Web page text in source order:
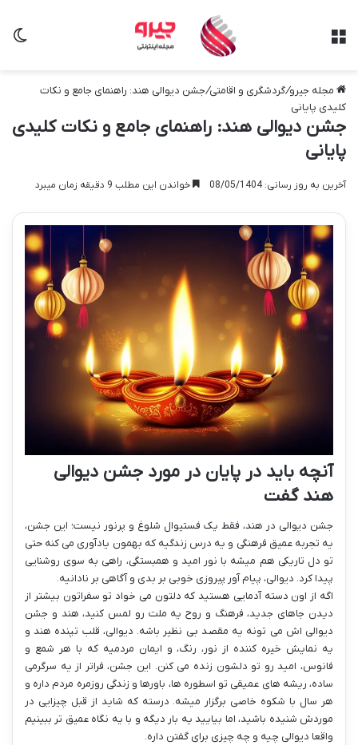
مجله جیرو/گردشگری و اقامتی/جشن دیوالی هند: راهنمای جامع و نکات
کلیدی پایانی
جشن دیوالی هند: راهنمای جامع و نکات کلیدی
پایانی
آخرین به روز رسانی: 08/05/1404 خواندن این مطلب 9 دقیقه زمان میبرد
آنچه باید در پایان در مورد جشن دیوالی
هند گفت
جشن دیوالی در هند، فقط یک فستیوال شلوغ و پرنور نیست؛ این جشن،
یه تجربه عمیق فرهنگی و یه درس زندگیه که بهمون یادآوری می کنه حتی
تو دل تاریکی هم میشه با نور امید و همبستگی، راهی به سوی روشنایی
پیدا کرد. دیوالی، پیام آور پیروزی خوبی بر بدی و آگاهی بر نادانیه.
اگه از اون دسته آدمایی هستید که دلتون می خواد تو سفراتون بیشتر از
دیدن جاهای جدید، فرهنگ و روح یه ملت رو لمس کنید، هند و جشن
دیوالی اش می تونه یه مقصد بی نظیر باشه. دیوالی، قلب تپنده هند و
یه نمایش خیره کننده از نور، رنگ، و ایمان مردمیه که با هر شمع و
فانوس، امید رو تو دلشون زنده می کنن. این جشن، فراتر از یه سرگرمی
ساده، ریشه های عمیقی تو اسطوره ها، باورها و زندگی روزمره مردم داره و
هر سال با شکوه خاصی برگزار میشه. درسته که شاید از قبل چیزایی در
موردش شنیده باشید، اما بیایید یه بار دیگه و با یه نگاه عمیق تر ببینیم
واقعا دیوالی چیه و چه چیزی برای گفتن داره.